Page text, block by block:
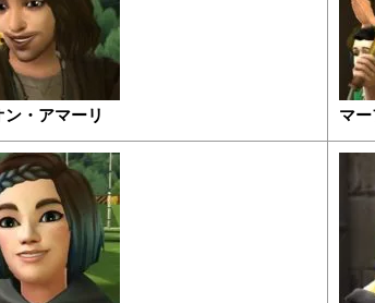
ン・アマーリ マ